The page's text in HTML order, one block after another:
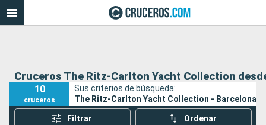
Cruceros The Ritz-Carlton Yacht Collection
10
cruceros
Sus criterios de búsqueda:
The Ritz-Carlton Yacht Collection - Barcelona
Filtrar Ordenar